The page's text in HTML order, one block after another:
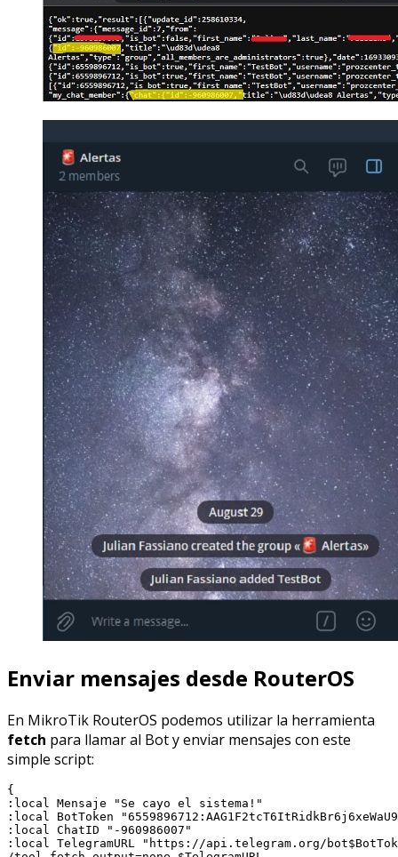
Enviar mensajes desde RouterOS
En MikroTik RouterOS podemos utilizar la herramienta
fetch para llamar al Bot y enviar mensajes con este
simple script:
{
:local Mensaje "Se cayo el sistema!"
:local BotToken
:local ChatID "-960986007"
:local TelegramURL "https://api.telegram.org/